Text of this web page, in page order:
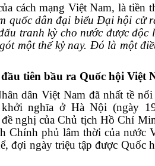
cách mạng Việt Nam, là tiền
quốc dân đại biểu Đại hội cử
tranh kỳ cho nước được
một thế kỷ nay. Đó là một
tiên bầu ra Quốc hội Việt
dân Việt Nam đã nhất tề
nghĩa ở Hà Nội (ngày
nghị của Chủ tịch Hồ Chí
Chính phủ lâm thời của nước
đợi ngày triệu tập được Quốc